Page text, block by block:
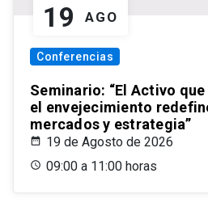
19 AGO
Conferencias
Seminario: “El Activo
el envejecimiento
mercados y estrategia”
19 de Agosto de 2026
09:00 a 11:00 horas